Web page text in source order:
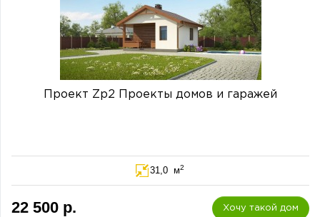
Проект Zp2 Проекты домов и гаражей
31,0 м2
22 500 р. Хочу такой дом